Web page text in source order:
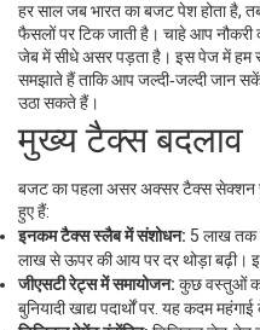
हर साल जब भारत का बजट पेश होता है,
फैसलों पर टिक जाती है। चाहे आप नौकरी
जेब में सीधे असर पड़ता है। इस पेज में हम
समझाते हैं ताकि आप जल्दी‑जल्दी जान
उठा सकते हैं।
मुख्य टैक्स बदलाव
बजट का पहला असर अक्सर टैक्स सेक्शन से
हुए हैं:
इनकम टैक्स स्लैब में संशोधन: 5 लाख तक
लाख से ऊपर की आय पर दर थोड़ा बढ़ी।
जीएसटी रेट्स में समायोजन: कुछ वस्तुओं
बुनियादी खाद्य पदार्थों पर. यह कदम